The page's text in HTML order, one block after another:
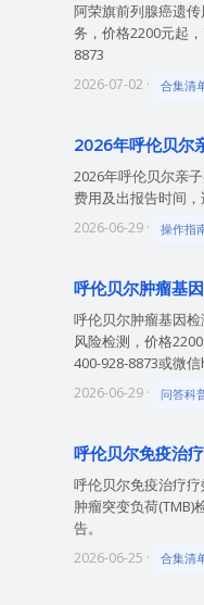
阿荣旗前列腺癌遗
务，价格2200元起
8873
2026-07-02 · 合集清
2026年呼伦贝尔
2026年呼伦贝尔亲
费用及出报告时间，
2026-06-29 · 操作指
呼伦贝尔肿瘤基
呼伦贝尔肿瘤基因
风险检测，价格
400-928-8873或微信
2026-06-29 · 问答科
呼伦贝尔免疫治
呼伦贝尔免疫治疗
肿瘤突变负荷(TMB)
告。
2026-06-25 · 合集清